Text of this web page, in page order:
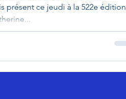
présent ce jeudi à la 522e édition